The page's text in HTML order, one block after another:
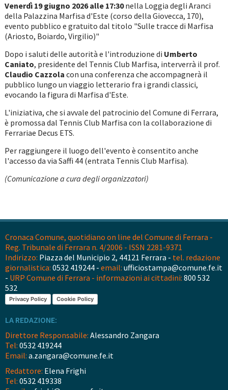
Venerdì 19 giugno 2026 alle 17:30nella Loggia degli Aranci
della Palazzina Marfisa d'Este (corso della Giovecca, 170),
evento pubblico e gratuito dal titolo "Sulle tracce di Marfisa
(Ariosto, Boiardo, Virgilio)"
Dopo i saluti delle autorità e l'introduzione di Umberto
Caniato, presidente del Tennis Club Marfisa, interverrà il prof.
Claudio Cazzola con una conferenza che accompagnerà il
pubblico lungo un viaggio letterario fra i grandi classici,
evocando la figura di Marfisa d'Este.
L'iniziativa, che si avvale del patrocinio del Comune di Ferrara,
è promossa dal Tennis Club Marfisa con la collaborazione di
Ferrariae Decus ETS.
Per raggiungere il luogo dell'evento è consentito anche
l'accesso da via Saffi 44 (entrata Tennis Club Marfisa).
(Comunicazione a cura degli organizzatori)
Cronaca Comune, quotidiano on line del Comune di Ferrara -
Reg. Tribunale di Ferrara n. 4/2006 - ISSN 2281-9371
Indirizzo: Piazza del Municipio 2, 44121 Ferrara - tel. redazione
giornalistica: 0532 419244 - email: ufficiostampa@comune.fe.it
- URP Comune di Ferrara - informazioni ai cittadini: 800 532
532
Privacy Policy Cookie Policy
LA REDAZIONE:
Direttore Responsabile: Alessandro Zangara
Tel: 0532 419244
Email: a.zangara@comune.fe.it
Redattore: Elena Frighi
Tel: 0532 419338